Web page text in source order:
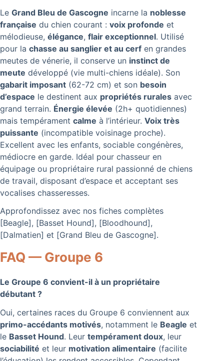
Le Grand Bleu de Gascogne incarne la noblesse
française du chien courant : voix profonde et
mélodieuse, élégance, flair exceptionnel. Utilisé
pour la chasse au sanglier et au cerf en grandes
meutes de vénerie, il conserve un instinct de
meute développé (vie multi-chiens idéale). Son
gabarit imposant (62-72 cm) et son besoin
d’espace le destinent aux propriétés rurales avec
grand terrain. Énergie élevée (2h+ quotidiennes)
mais tempérament calme à l’intérieur. Voix très
puissante (incompatible voisinage proche).
Excellent avec les enfants, sociable congénères,
médiocre en garde. Idéal pour chasseur en
équipage ou propriétaire rural passionné de chiens
de travail, disposant d’espace et acceptant ses
vocalises chasseresses.
Approfondissez avec nos fiches complètes
[Beagle], [Basset Hound], [Bloodhound],
[Dalmatien] et [Grand Bleu de Gascogne].
FAQ — Groupe 6
Le Groupe 6 convient-il à un propriétaire
débutant ?
Oui, certaines races du Groupe 6 conviennent aux
primo-accédants motivés, notamment le Beagle et
le Basset Hound. Leur tempérament doux, leur
sociabilité et leur motivation alimentaire (facilite